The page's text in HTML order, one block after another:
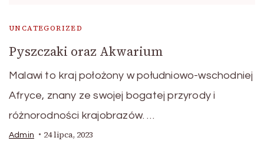
UNCATEGORIZED
Pyszczaki oraz Akwarium
Malawi to kraj położony w południowo-wschodniej
Afryce, znany ze swojej bogatej przyrody i
różnorodności krajobrazów. …
Admin 24 lipca, 2023